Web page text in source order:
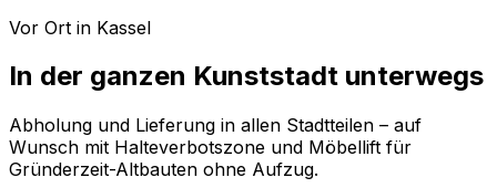
Vor Ort in Kassel
In der ganzen Kunststadt unterwegs
Abholung und Lieferung in allen Stadtteilen – auf
Wunsch mit Halteverbotszone und Möbellift für
Gründerzeit-Altbauten ohne Aufzug.